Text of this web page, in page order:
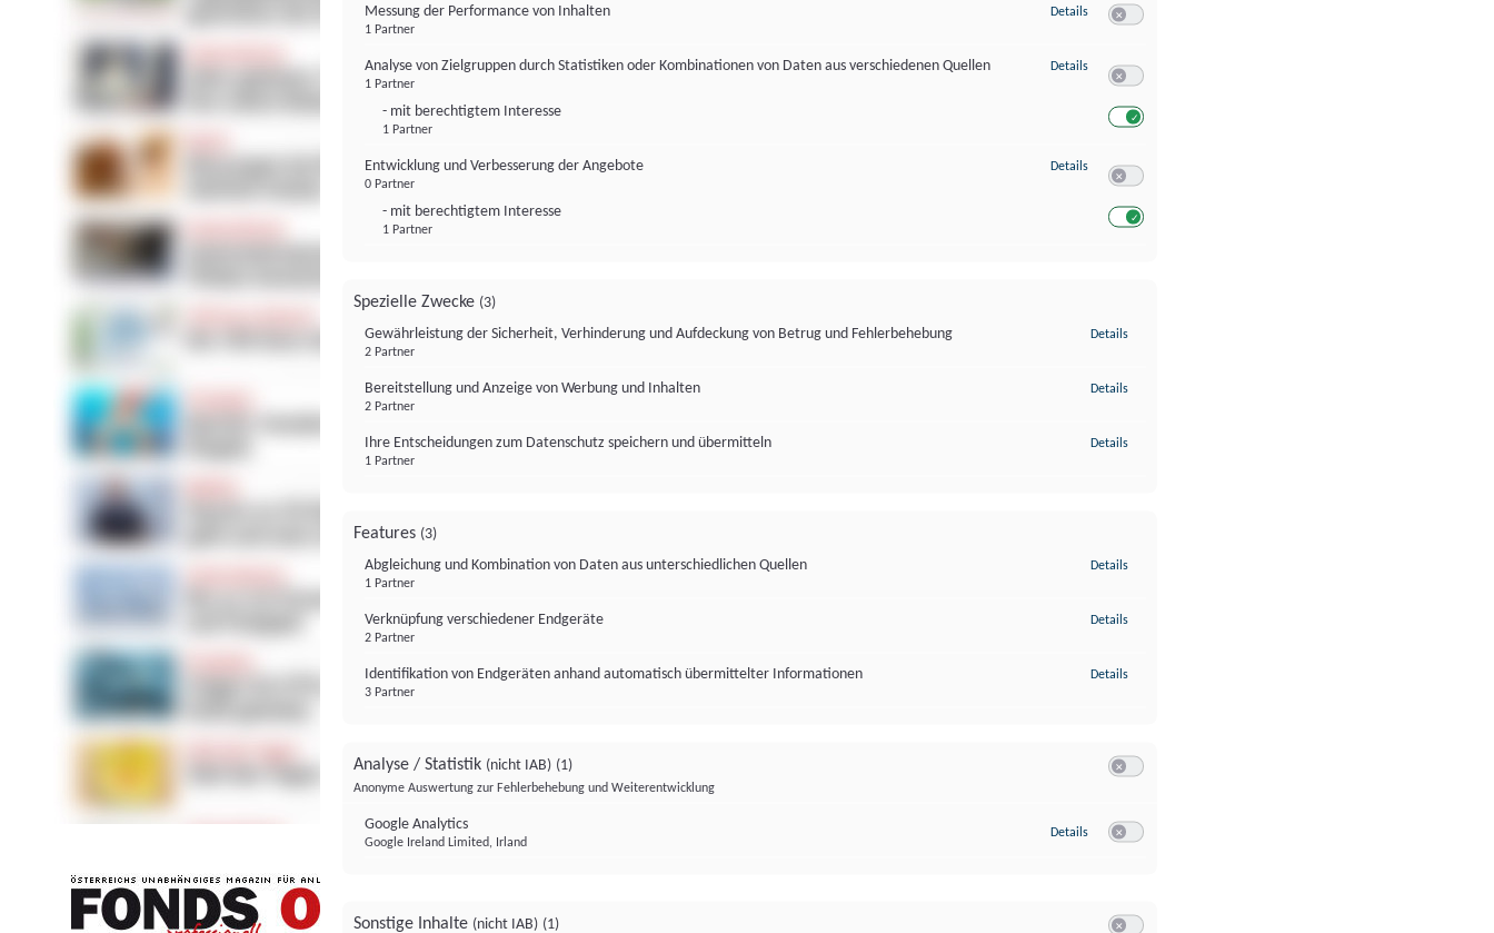
Messung der Performance von Inhalten
1 Partner
Details zu Messung der Performance von Inhalten
Analyse von Zielgruppen durch Statistiken oder Kombinationen von Daten aus verschiedenen Quellen
1 Partner
- mit berechtigtem Interesse
1 Partner
Details zu Analyse von Zielgruppen durch Statistiken oder Kombinationen von
Entwicklung und Verbesserung der Angebote
0 Partner
- mit berechtigtem Interesse
1 Partner
Details zu Entwicklung und Verbesserung der Angebote
Spezielle Zwecke (3)
Gewährleistung der Sicherheit, Verhinderung und Aufdeckung von Betrug und Fehlerbehebung
2 Partner
Details
Bereitstellung und Anzeige von Werbung und Inhalten
2 Partner
Details
Ihre Entscheidungen zum Datenschutz speichern und übermitteln
1 Partner
Details
Features (3)
Abgleichung und Kombination von Daten aus unterschiedlichen Quellen
1 Partner
Details
Verknüpfung verschiedener Endgeräte
2 Partner
Details
Identifikation von Endgeräten anhand automatisch übermittelter Informationen
3 Partner
Details
Analyse / Statistik (nicht IAB) (1)
Anonyme Auswertung zur Fehlerbehebung und Weiterentwicklung
Google Analytics
Google Ireland Limited, Irland
Details zu Google Analytics
Sonstige Inhalte (nicht IAB) (1)